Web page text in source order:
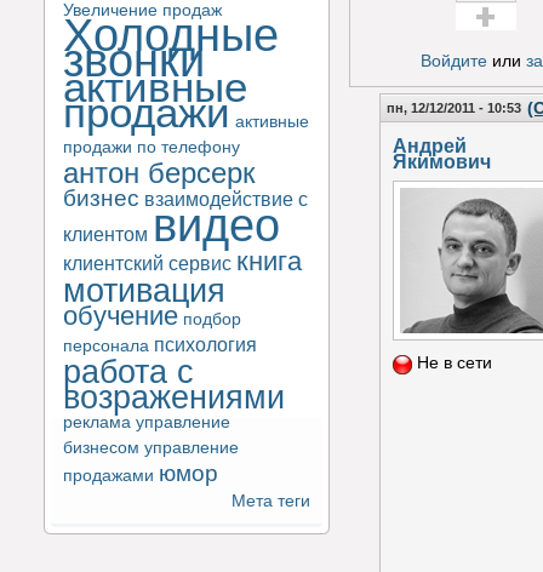
Увеличение продаж
Холодные
звонки
активные
продажи активные
продажи по телефону
антон берсерк
бизнес взаимодействие с
клиентом видео
клиентский сервис книга
мотивация
обучение подбор
персонала психология
работа с
возражениями
реклама управление
бизнесом управление
продажами юмор
Мета теги
Войдитеили
пн, 12/12/2011 - 10:53
Андрей
Якимович
Не в сети